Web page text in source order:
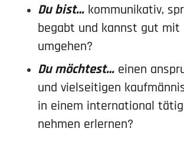
Du bist… kommu­ni­kativ,
begabt und kannst gut mit
umgehen?
Du möchtest… einen
und vielsei­tigen
in einem inter­na­tional
nehmen erlernen?